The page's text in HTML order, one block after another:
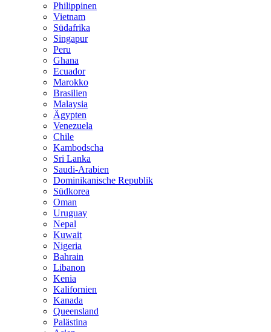
Philippinen
Vietnam
Südafrika
Singapur
Peru
Ghana
Ecuador
Marokko
Brasilien
Malaysia
Ägypten
Venezuela
Chile
Kambodscha
Sri Lanka
Saudi-Arabien
Dominikanische Republik
Südkorea
Oman
Uruguay
Nepal
Kuwait
Nigeria
Bahrain
Libanon
Kenia
Kalifornien
Kanada
Queensland
Palästina